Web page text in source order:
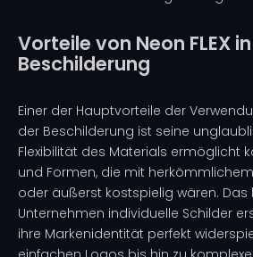
Vorteile von Neon FLEX
Beschilderung
Einer der Hauptvorteile der
der Beschilderung ist seine
Flexibilität des Materials ermöglicht
und Formen, die mit
oder äußerst kostspielig wären.
Unternehmen individuelle Schilder
ihre Markenidentität perfekt